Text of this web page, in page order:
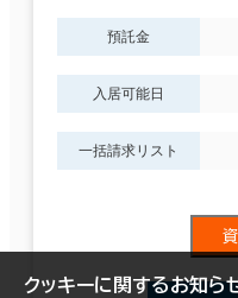
預託金
入居可能日
一括請求リスト
クッキーに関するお知ら